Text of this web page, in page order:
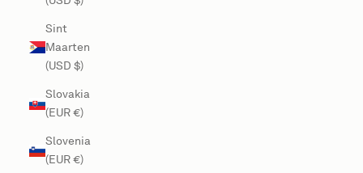
Sint
Maarten
(USD $)
Slovakia
(EUR €)
Slovenia
(EUR €)